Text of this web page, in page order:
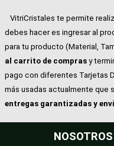
VitriCristales te permite
debes hacer es ingresar al
para tu producto (Material,
al carrito de compras y
pago con diferentes Tarjetas
más usadas actualmente que
entregas garantizadas y
NOSOTROS